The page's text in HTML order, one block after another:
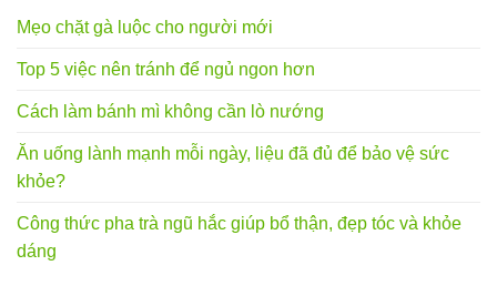
Mẹo chặt gà luộc cho người mới
Top 5 việc nên tránh để ngủ ngon hơn
Cách làm bánh mì không cần lò nướng
Ăn uống lành mạnh mỗi ngày, liệu đã đủ để bảo vệ sức
khỏe?
Công thức pha trà ngũ hắc giúp bổ thận, đẹp tóc và khỏe
dáng